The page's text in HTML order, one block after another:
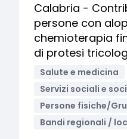
Calabria -
persone con
chemioterapia
di protesi
Salute e medicina
Servizi sociali e
Persone fisiche/
Bandi regionali /